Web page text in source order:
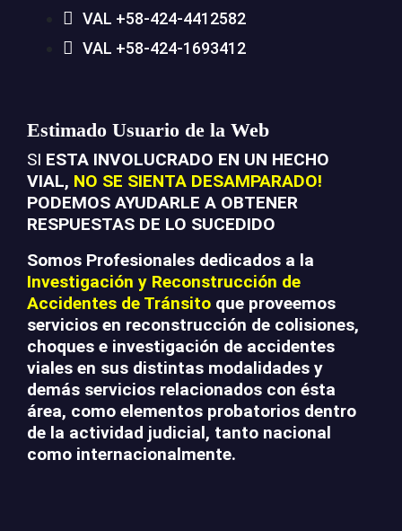
VAL +58-424-4412582
VAL +58-424-1693412
Estimado Usuario de la Web
SI ESTA INVOLUCRADO EN UN HECHO
VIAL, NO SE SIENTA DESAMPARADO!
PODEMOS AYUDARLE A OBTENER
RESPUESTAS DE LO SUCEDIDO
Somos Profesionales dedicados a la
Investigación y Reconstrucción de
Accidentes de Tránsito que proveemos
servicios en reconstrucción de colisiones,
choques e investigación de accidentes
viales en sus distintas modalidades y
demás servicios relacionados con ésta
área, como elementos probatorios dentro
de la actividad judicial, tanto nacional
como internacionalmente.